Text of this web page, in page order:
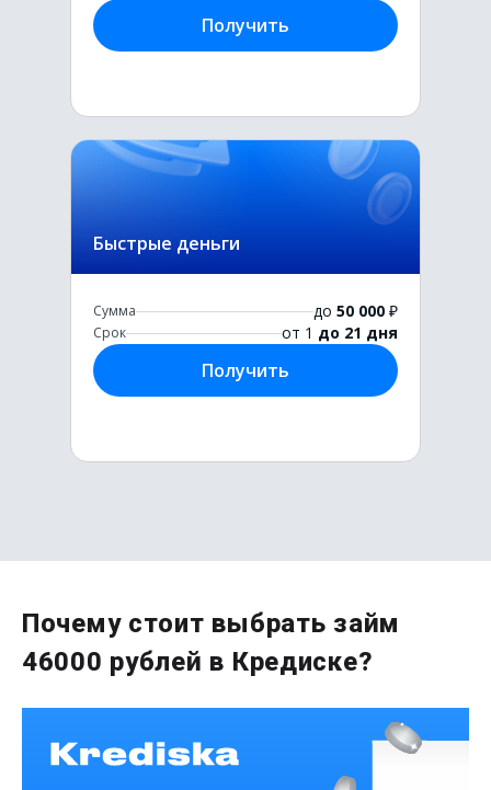
Получить
Быстрые деньги
Сумма до 50 000 ₽
Срок от 1 до 21 дня
Получить
Сумма до50 000
Срок от 1до 21 дня
Получить
Почему стоит выбрать займ
46000 рублей в Кредиске?